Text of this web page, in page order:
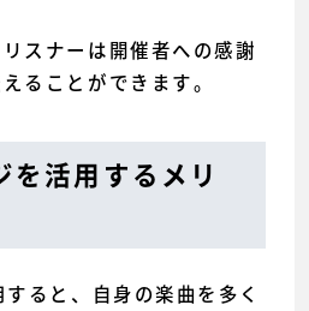
スナーは開催者への感謝
ることができます。
を活用するメリ
ると、自身の楽曲を多く